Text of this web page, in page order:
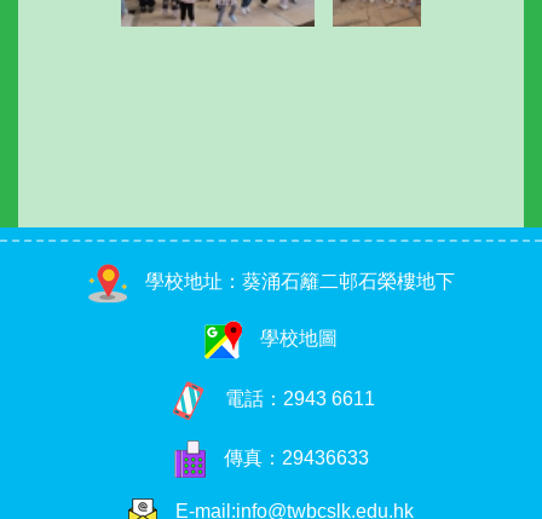
學校地址：葵涌石籬二邨石榮樓地下
學校地圖
電話： 2943 6611
傳真：29436633
E-mail:info@twbcslk.edu.hk